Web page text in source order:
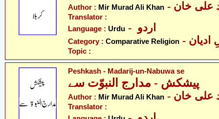
Author : Mir Murad Ali Khan علی خان
Translator :
Language : Urdu
Category : Comparative Religion ادیان
Topic :
Peshkash - Madarij-un-Nabuwa se
پیشکش - مدارج النبوّت سے
Author : Mir Murad Ali Khan علی خان
Translator :